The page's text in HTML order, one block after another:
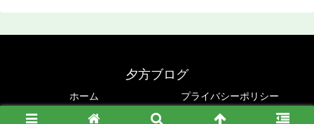
夕方ブログ
ホーム プライバシーポリシー
© 2020 夕方ブログ.